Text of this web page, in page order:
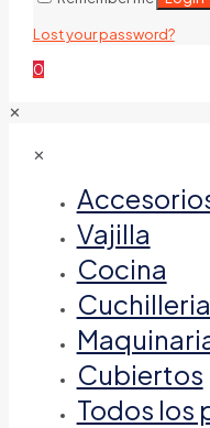
Lost your password?
0
✕
✕
Vajilla
Cocina
Cuchilleria
Cubiertos
Todos los